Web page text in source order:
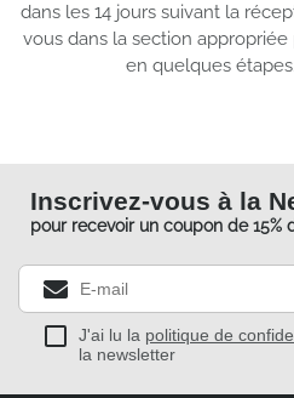
dans les 14 jours suivant la
vous dans la section
en quelques étapes.
Inscrivez-vous à la
pour recevoir un coupon de 15%
J'ai lu la politique de
la newsletter